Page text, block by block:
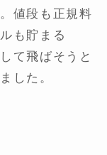
値段も正規料
も貯まる
て飛ばそうと
した。